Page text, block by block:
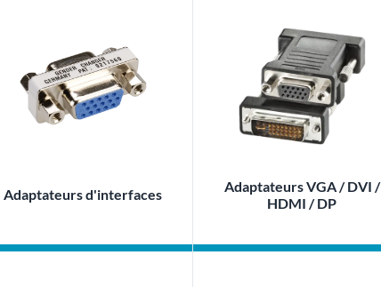
Adaptateurs d'interfaces
Adaptateurs VGA / DVI /
HDMI / DP